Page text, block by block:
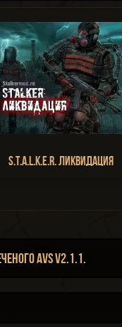
S.T.A.L.K.E.R. Ликвидация
AVS v2.1.1.